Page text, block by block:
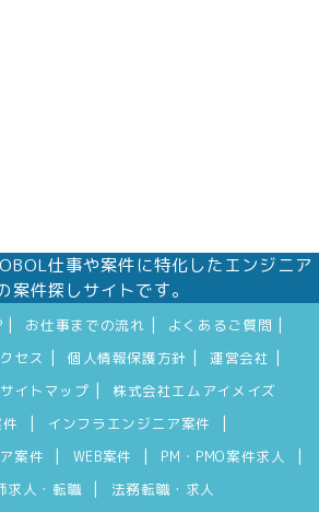
仕事や案件に特化したエンジニア
案件探しサイトです。
お仕事までの流れ よくあるご質問
セス 個人情報保護方針 運営会社
サイトマップ
株式会社エムアイメイズ
インフラエンジニア案件
案件 WEB案件 PM・PMO案件求人
求人・転職 法務転職・求人